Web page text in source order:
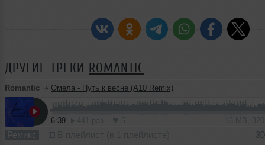
ДРУГИЕ ТРЕКИ ROMANTIC
Romantic ➝ Омела - Путь к весне (А10 Remix)
6:39
Ремикс